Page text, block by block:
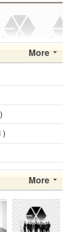
More
)
)
More